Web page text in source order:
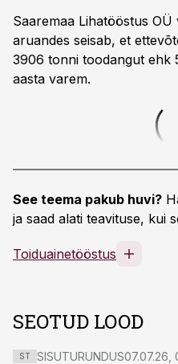
Saaremaa Lihatööstus
aruandes seisab, et
3906 tonni toodangut ehk
aasta varem.
See teema pakub huvi?
ja saad alati teavituse, kui
Toiduainetööstus
SEOTUD LOOD
ST SISUTURUNDUS07.07.26,